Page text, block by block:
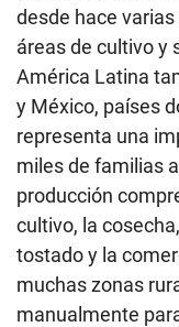
desde hace
áreas de cultivo y
América Latina
y México, países
representa una
miles de familias
producción
cultivo, la
tostado y la
muchas zonas
manualmente